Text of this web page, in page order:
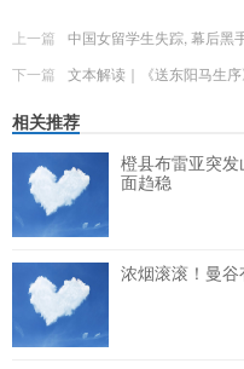
上一篇
中国女留学生失踪, 幕后黑
下一篇
文本解读｜《送东阳马生序
相关推荐
橙县布雷亚突
面趋稳
浓烟滚滚！曼谷